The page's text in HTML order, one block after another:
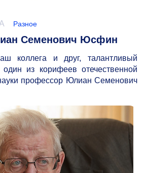
Разное
Семенович Юсфин
коллега и друг, талантливый
из корифеев отечественной
профессор Юлиан Семенович